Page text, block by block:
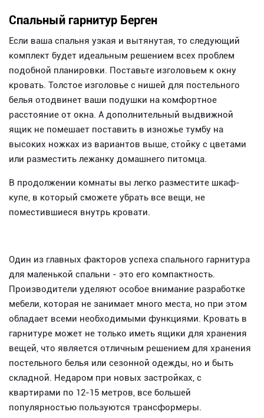
Спальный гарнитур Берген
Если ваша спальня узкая и вытянутая, то следующий
комплект будет идеальным решением всех проблем
подобной планировки. Поставьте изголовьем к окну
кровать. Толстое изголовье с нишей для постельного
белья отодвинет ваши подушки на комфортное
расстояние от окна. А дополнительный выдвижной
ящик не помешает поставить в изножье тумбу на
высоких ножках из вариантов выше, стойку с цветами
или разместить лежанку домашнего питомца.
В продолжении комнаты вы легко разместите шкаф-
купе, в который сможете убрать все вещи, не
поместившиеся внутрь кровати.
Один из главных факторов успеха спального гарнитура
для маленькой спальни - это его компактность.
Производители уделяют особое внимание разработке
мебели, которая не занимает много места, но при этом
обладает всеми необходимыми функциями. Кровать в
гарнитуре может не только иметь ящики для хранения
вещей, что является отличным решением для хранения
постельного белья или сезонной одежды, но и быть
складной. Недаром при новых застройках, с
квартирами по 12-15 метров, все большей
популярностью пользуются трансформеры.